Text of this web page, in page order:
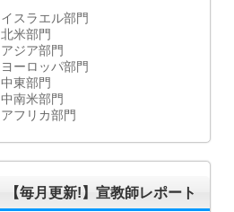
イスラエル部門
北米部門
アジア部門
ヨーロッパ部門
中東部門
中南米部門
アフリカ部門
【毎月更新!】宣教師レポート